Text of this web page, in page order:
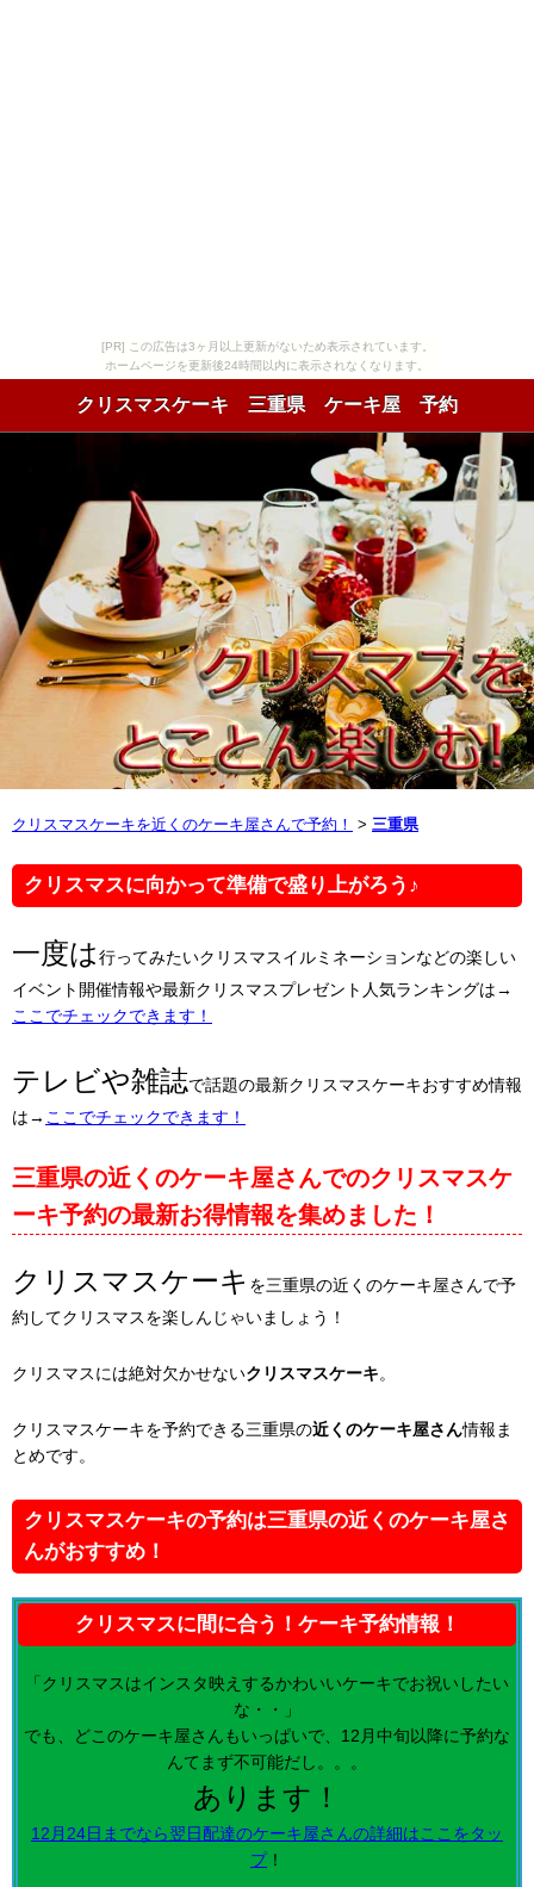
[PR] この広告は3ヶ月以上更新がないため表示されています。
ホームページを更新後24時間以内に表示されなくなります。
クリスマスケーキ 三重県 ケーキ屋 予約
クリスマスケーキを近くのケーキ屋さんで予約！ > 三重県
クリスマスに向かって準備で盛り上がろう♪
一度は行ってみたいクリスマスイルミネーションなどの楽しい
イベント開催情報や最新クリスマスプレゼント人気ランキングは→
ここでチェックできます！
テレビや雑誌で話題の最新クリスマスケーキおすすめ情報
は→ ここでチェックできます！
三重県の近くのケーキ屋さんでのクリスマスケ
ーキ予約の最新お得情報を集めました！
クリスマスケーキ を三重県の近くのケーキ屋さんで予
約してクリスマスを楽しんじゃいましょう！
クリスマスには絶対欠かせないクリスマスケーキ。
クリスマスケーキを予約できる三重県の近くのケーキ屋さん情報ま
とめです。
クリスマスケーキの予約は三重県の近くのケーキ屋さ
んがおすすめ！
クリスマスに間に合う！ケーキ予約情報！
「クリスマスはインスタ映えするかわいいケーキでお祝いしたい
な・・」
でも、どこのケーキ屋さんもいっぱいで、12月中旬以降に予約な
んてまず不可能だし。。。
あります！
12月24日までなら翌日配達のケーキ屋さんの詳細はここをタッ
プ！